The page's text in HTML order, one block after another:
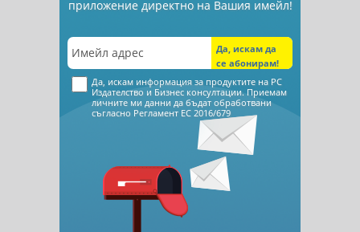
приложение директно на Вашия имейл!
Да, искам информация за продуктите на РС
Издателство и Бизнес консултации. Приемам
личните ми данни да бъдат обработвани
съгласно Регламент ЕС 2016/679